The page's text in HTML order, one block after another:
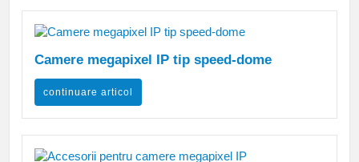
Camere megapixel IP tip speed-dome
continuare articol